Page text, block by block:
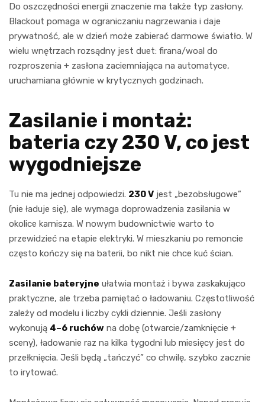
Do oszczędności energii znaczenie ma także typ zasłony.
Blackout pomaga w ograniczaniu nagrzewania i daje
prywatność, ale w dzień może zabierać darmowe światło. W
wielu wnętrzach rozsądny jest duet: firana/woal do
rozproszenia + zasłona zaciemniająca na automatyce,
uruchamiana głównie w krytycznych godzinach.
Zasilanie i montaż:
bateria czy 230 V, co jest
wygodniejsze
Tu nie ma jednej odpowiedzi. 230 V jest „bezobsługowe”
(nie ładuje się), ale wymaga doprowadzenia zasilania w
okolice karnisza. W nowym budownictwie warto to
przewidzieć na etapie elektryki. W mieszkaniu po remoncie
często kończy się na baterii, bo nikt nie chce kuć ścian.
Zasilanie bateryjne ułatwia montaż i bywa zaskakująco
praktyczne, ale trzeba pamiętać o ładowaniu. Częstotliwość
zależy od modelu i liczby cykli dziennie. Jeśli zasłony
wykonują 4–6 ruchów na dobę (otwarcie/zamknięcie +
sceny), ładowanie raz na kilka tygodni lub miesięcy jest do
przełknięcia. Jeśli będą „tańczyć” co chwilę, szybko zacznie
to irytować.